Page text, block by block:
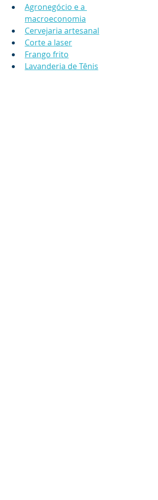
Agronegócio e a
macroeconomia
Cervejaria artesanal
Corte a laser
Frango frito
Lavanderia de Tênis